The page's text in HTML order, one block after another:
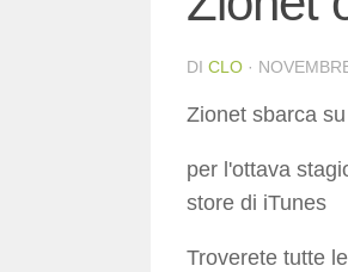
DI CLO ·
Zionet sbarca
per l'ottava
store di iTunes
Troverete tutte